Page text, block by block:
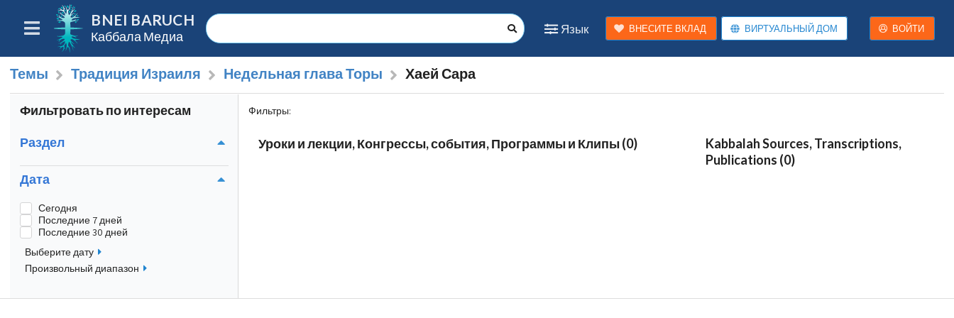
BNEI BARUCH
Каббала Медиа
Язык ВНЕСИТЕ ВКЛАД ВИРТУАЛЬНЫЙ ДОМ ВОЙТИ
Темы Традиция Израиля Недельная глава Торы Хаей Сара
Фильтровать по интересам
Раздел
Дата
Сегодня
Последние 7 дней
Последние 30 дней
Выберите дату
Произвольный диапазон
Фильтры:
Уроки и лекции, Конгрессы, события, Программы и Клипы (0)
Kabbalah Sources, Transcriptions,
Publications (0)